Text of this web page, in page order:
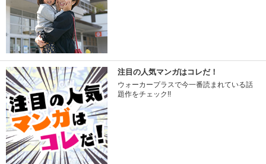
注目の人気マンガはコレだ！
ウォーカープラスで今一番読まれている話
題作をチェック!!